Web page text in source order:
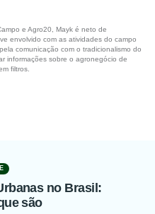
e Agro20, Mayk é neto de
envolvido com as atividades do campo
comunicação com o tradicionalismo do
informações sobre o agronegócio de
filtros.
no Brasil:
são